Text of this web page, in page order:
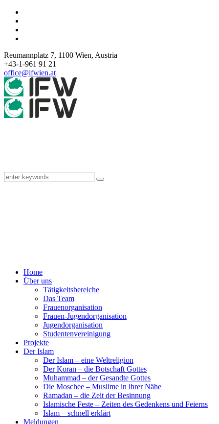
Reumannplatz 7, 1100 Wien, Austria
+43-1-961 91 21
office@ifwien.at
Home
Über uns
Tätigkeitsbereiche
Das Team
Frauenorganisation
Frauen-Jugendorganisation
Jugendorganisation
Studentenvereinigung
Projekte
Der Islam
Der Islam – eine Weltreligion
Der Koran – die Botschaft Gottes
Muhammad – der Gesandte Gottes
Die Moschee – Muslime in ihrer Nähe
Ramadan – die Zeit der Besinnung
Islamische Feste – Zeiten des Gedenkens und Feierns
Islam – schnell erklärt
Meldungen